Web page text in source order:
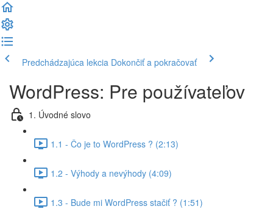
Predchádzajúca lekcia Dokončiť a pokračovať
WordPress: Pre používateľov
1. Úvodné slovo
1.1 - Čo je to WordPress ? (2:13)
1.2 - Výhody a nevýhody (4:09)
1.3 - Bude mi WordPress stačiť ? (1:51)